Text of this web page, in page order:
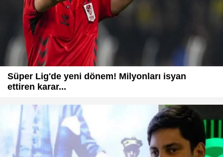
Süper Lig'de yeni dönem! Milyonları isyan
ettiren karar...